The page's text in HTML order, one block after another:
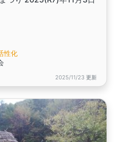
性化
2025/11/23 更新